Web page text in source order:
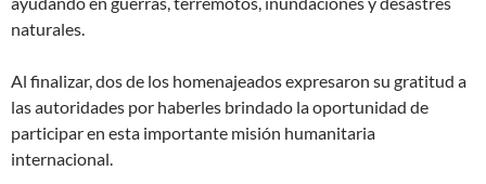
naturales.
Al finalizar, dos de los homenajeados expresaron su gratitud a
las autoridades por haberles brindado la oportunidad de
participar en esta importante misión humanitaria
internacional.